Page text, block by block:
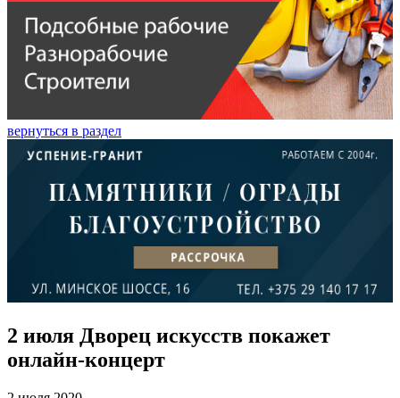
вернуться в раздел
2 июля Дворец искусств покажет
онлайн-концерт